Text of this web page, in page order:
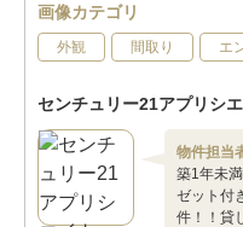
画像カテゴリ
外観 間取り エ
センチュリー21アプリシ
物件担当
築1年未
ゼット付
件！！貸